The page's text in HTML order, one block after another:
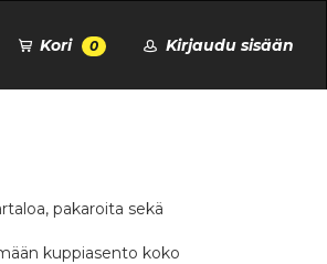
Kori 0 Kirjaudu sisään
pakaroita sekä
kuppiasento koko